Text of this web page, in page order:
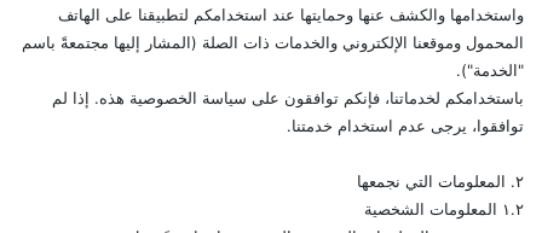
واستخدامها والكشف عنها وحمايتها عند استخدامكم لتطبيقنا على الهاتف
المحمول وموقعنا الإلكتروني والخدمات ذات الصلة (المشار إليها مجتمعةً باسم
"الخدمة").
باستخدامكم لخدماتنا، فإنكم توافقون على سياسة الخصوصية هذه. إذا لم
توافقوا، يرجى عدم استخدام خدمتنا.
٢. المعلومات التي نجمعها
١.٢ المعلومات الشخصية